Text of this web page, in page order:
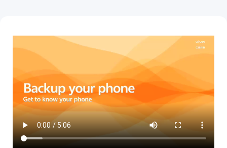
Indonesia | Pilih negara/wilayah